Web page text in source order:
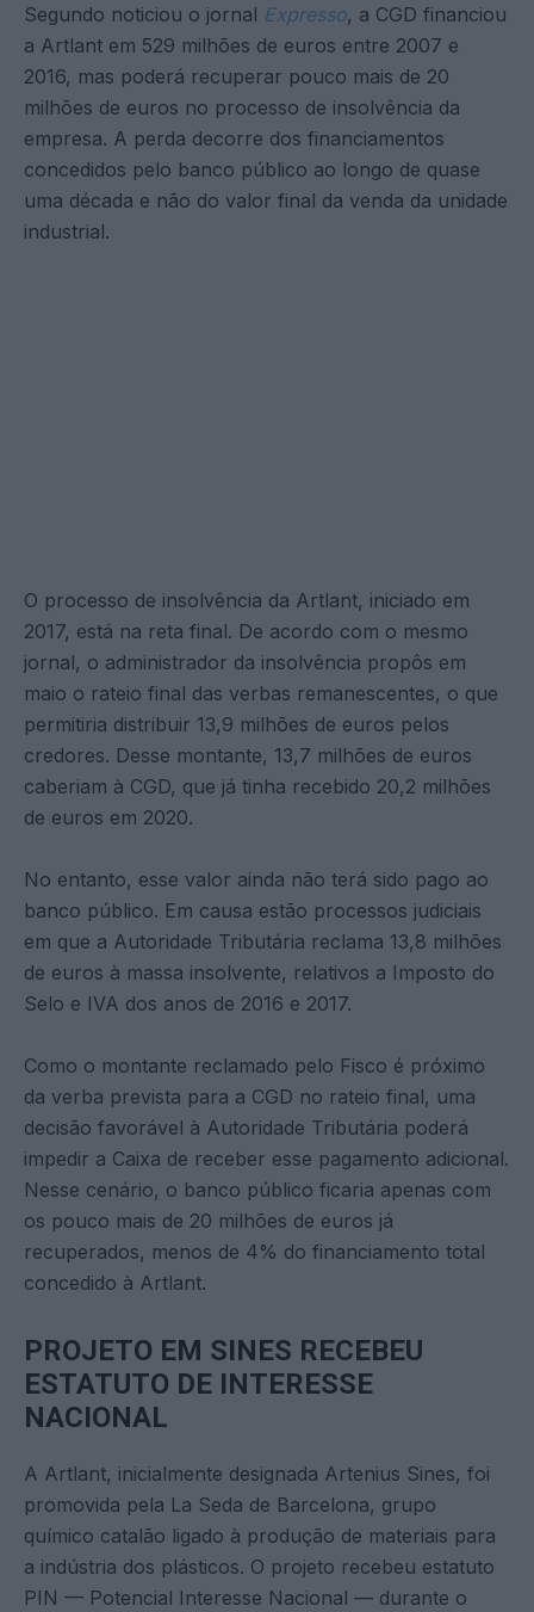
Segundo noticiou o jornal Expresso, a CGD financiou
a Artlant em 529 milhões de euros entre 2007 e
2016, mas poderá recuperar pouco mais de 20
milhões de euros no processo de insolvência da
empresa. A perda decorre dos financiamentos
concedidos pelo banco público ao longo de quase
uma década e não do valor final da venda da unidade
industrial.
O processo de insolvência da Artlant, iniciado em
2017, está na reta final. De acordo com o mesmo
jornal, o administrador da insolvência propôs em
maio o rateio final das verbas remanescentes, o que
permitiria distribuir 13,9 milhões de euros pelos
credores. Desse montante, 13,7 milhões de euros
caberiam à CGD, que já tinha recebido 20,2 milhões
de euros em 2020.
No entanto, esse valor ainda não terá sido pago ao
banco público. Em causa estão processos judiciais
em que a Autoridade Tributária reclama 13,8 milhões
de euros à massa insolvente, relativos a Imposto do
Selo e IVA dos anos de 2016 e 2017.
Como o montante reclamado pelo Fisco é próximo
da verba prevista para a CGD no rateio final, uma
decisão favorável à Autoridade Tributária poderá
impedir a Caixa de receber esse pagamento adicional.
Nesse cenário, o banco público ficaria apenas com
os pouco mais de 20 milhões de euros já
recuperados, menos de 4% do financiamento total
concedido à Artlant.
PROJETO EM SINES RECEBEU
ESTATUTO DE INTERESSE
NACIONAL
A Artlant, inicialmente designada Artenius Sines, foi
promovida pela La Seda de Barcelona, grupo
químico catalão ligado à produção de materiais para
a indústria dos plásticos. O projeto recebeu estatuto
PIN — Potencial Interesse Nacional — durante o